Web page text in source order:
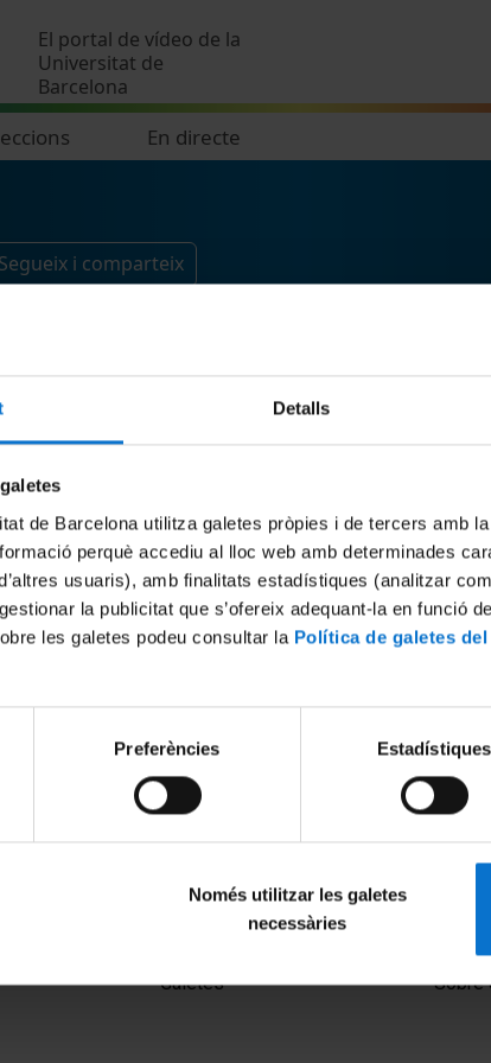
Detalls
de Barcelona utilitza galetes pròpies i de tercers amb
perquè accediu al lloc web amb determinades
usuaris), amb finalitats estadístiques (analitzar
la publicitat que s’ofereix adequant-la en funció
les galetes podeu consultar la Política de galetes
Preferències Estadístiques
Només utilitzar les galetes
necessàries
El portal de vídeo de la
Universitat de
Barcelona
En directe
Segueix i comparteix
Galetes
Sobre